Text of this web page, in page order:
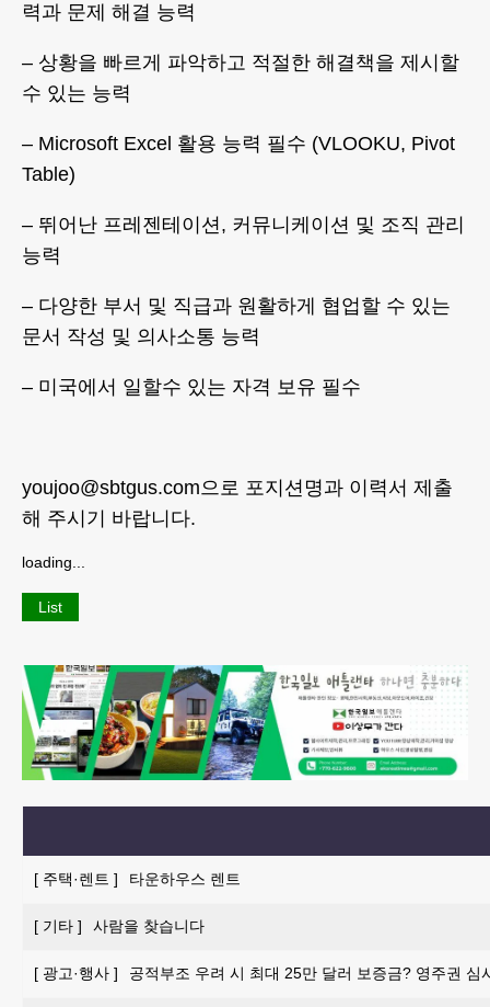
력과 문제 해결 능력
– 상황을 빠르게 파악하고 적절한 해결책을 제시할
수 있는 능력
– Microsoft Excel 활용 능력 필수 (VLOOKU, Pivot
Table)
– 뛰어난 프레젠테이션, 커뮤니케이션 및 조직 관리
능력
– 다양한 부서 및 직급과 원활하게 협업할 수 있는
문서 작성 및 의사소통 능력
– 미국에서 일할수 있는 자격 보유 필수
youjoo@sbtgus.com으로 포지션명과 이력서 제출
해 주시기 바랍니다.
loading...
List
[ 주택·렌트 ] 타운하우스 렌트
[ 기타 ] 사람을 찾습니다
[ 광고·행사 ] 공적부조 우려 시 최대 25만 달러 보증금? 영주권 심